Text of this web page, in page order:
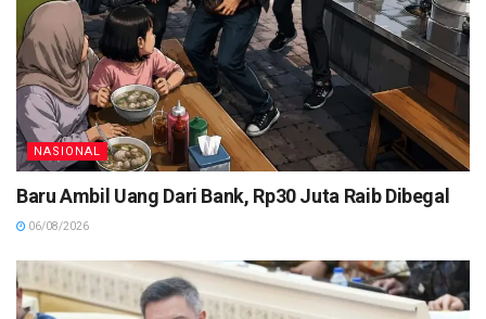
NASIONAL
Baru Ambil Uang Dari Bank, Rp30 Juta Raib Dibegal
06/08/2026